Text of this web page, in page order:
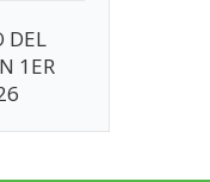
DEL
1ER